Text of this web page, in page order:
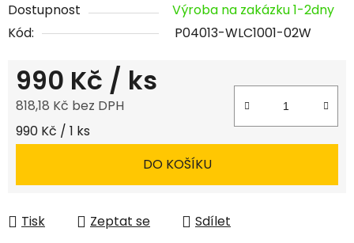
Dostupnost
Výroba na zakázku 1-2dny
Kód:
P04013-WLC1001-02W
990 Kč / ks
818,18 Kč bez DPH
Měrná cena:
990 Kč / 1 ks
DO KOŠÍKU
Tisk Zeptat se Sdílet